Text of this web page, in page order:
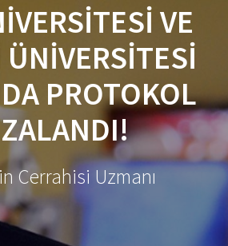
VE
PROTOKOL
Cerrahisi Uzmanı